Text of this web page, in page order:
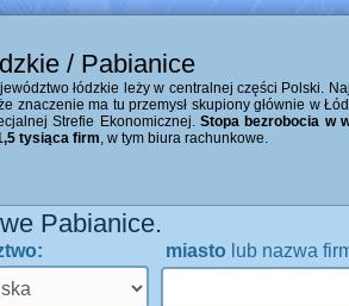
/ Pabianice
łódzkie leży w centralnej części Polski.
znaczenie ma tu przemysł skupiony głównie w
Strefie Ekonomicznej.Stopa bezrobocia w
tysiąca firm, w tym biura rachunkowe.
Pabianice.
miasto lub nazwa